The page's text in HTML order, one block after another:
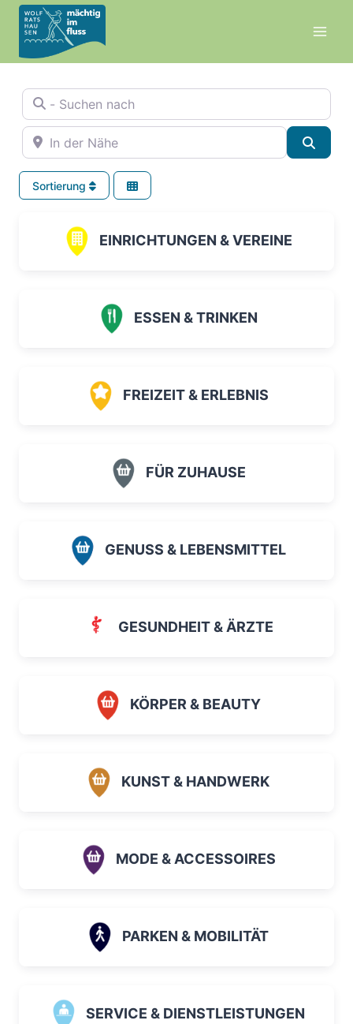
Zum
Inhalt
springen
- Suchen nach
In der Nähe
Sortierung
EINRICHTUNGEN & VEREINE
ESSEN & TRINKEN
FREIZEIT & ERLEBNIS
FÜR ZUHAUSE
GENUSS & LEBENSMITTEL
GESUNDHEIT & ÄRZTE
KÖRPER & BEAUTY
KUNST & HANDWERK
MODE & ACCESSOIRES
PARKEN & MOBILITÄT
SERVICE & DIENSTLEISTUNGEN